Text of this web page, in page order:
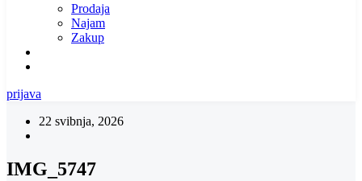
Prodaja
Najam
Zakup
prijava
22 svibnja, 2026
IMG_5747